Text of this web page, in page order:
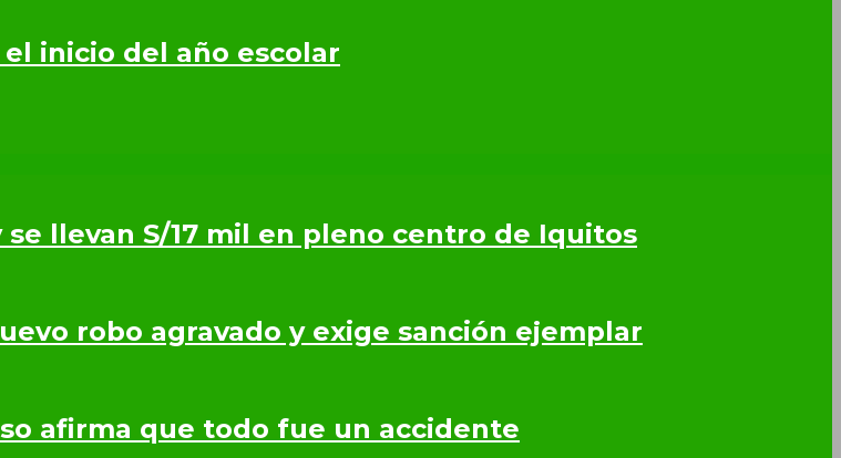
inicio del año escolar
llevan S/17 mil en pleno centro de Iquitos
robo agravado y exige sanción ejemplar
afirma que todo fue un accidente